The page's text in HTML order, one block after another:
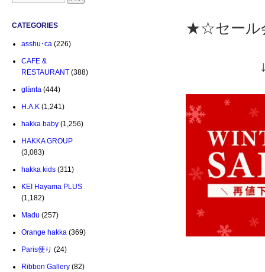
CATEGORIES
asshu･ca (226)
CAFE &
RESTAURANT (388)
glänta (444)
H.A.K (1,241)
hakka baby (1,256)
HAKKA GROUP
(3,083)
hakka kids (311)
KEI Hayama PLUS
(1,182)
Madu (257)
Orange hakka (369)
Paris便り (24)
Ribbon Gallery (82)
★☆セール